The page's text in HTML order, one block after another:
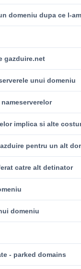
domeniu dupa ce l-
gazduire.net
unui domeniu
implica si alte
pentru un alt
catre alt detinator
domeniu
- parked domains